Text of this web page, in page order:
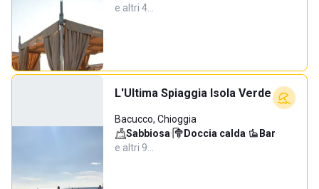
e altri 4…
L'Ultima Spiaggia Isola Verde
Bacucco, Chioggia
Sabbiosa· Doccia calda· Bar·
e altri 9…